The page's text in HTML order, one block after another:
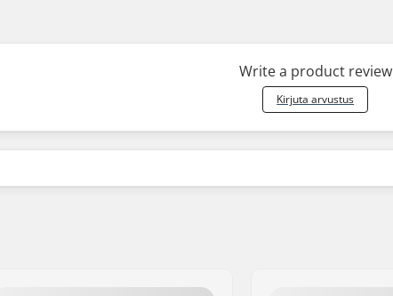
Write a product review
Kirjuta arvustus